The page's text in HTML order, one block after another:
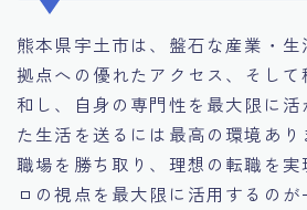
熊本県宇土市は、盤石な産業・
拠点への優れたアクセス、そし
和し、自身の専門性を最大限に
た生活を送るには最高の環境あ
職場を勝ち取り、理想の転職を
ロの視点を最大限に活用するの